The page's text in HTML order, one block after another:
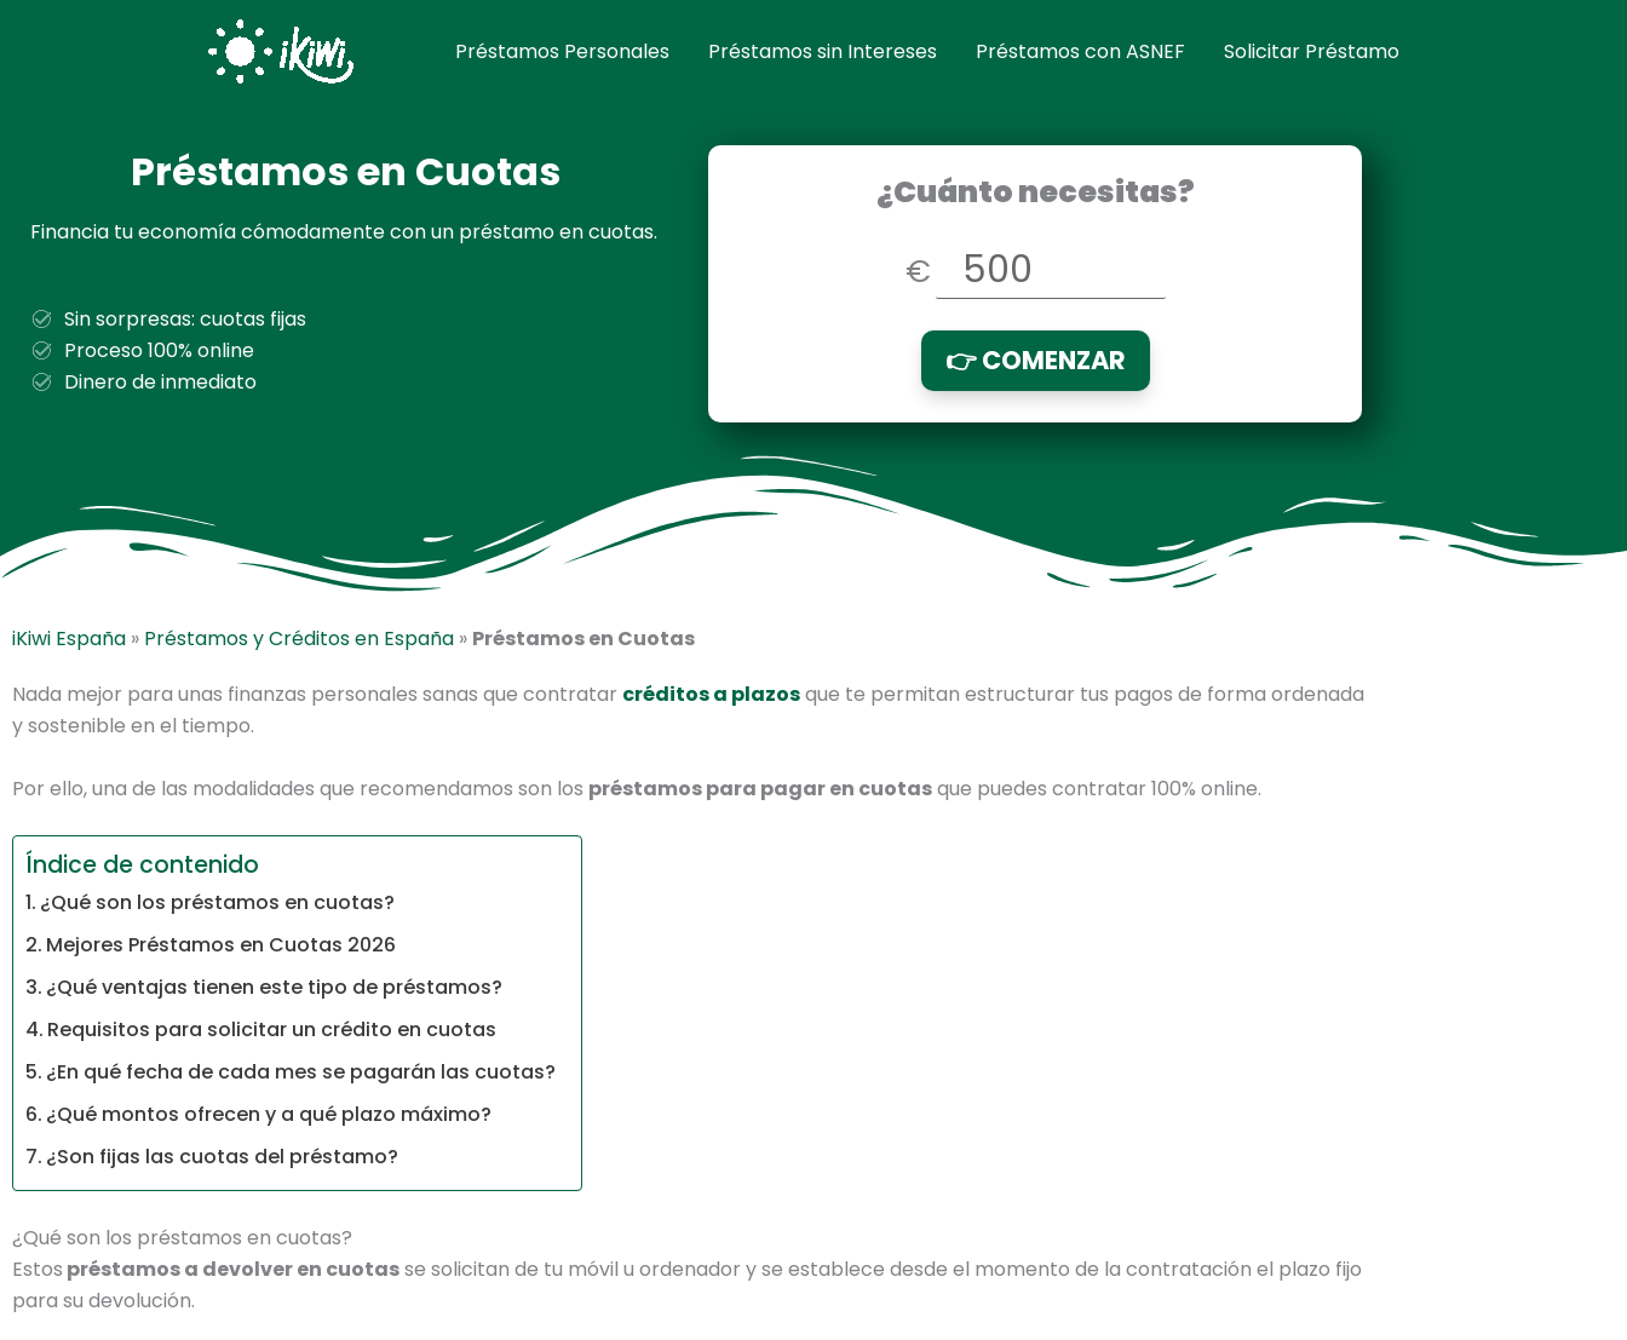
Préstamos Personales Préstamos sin Intereses Préstamos con ASNEF Solicitar Préstamo
Préstamos en Cuotas
Financia tu economía cómodamente con un préstamo en cuotas.
Sin sorpresas: cuotas fijas
Proceso 100% online
Dinero de inmediato
¿Cuánto necesitas?
€
👉 COMENZAR
iKiwi España » Préstamos y Créditos en España » Préstamos en Cuotas
Nada mejor para unas finanzas personales sanas que contratar créditos a plazosque te permitan estructurar tus pagos de forma ordenada
y sostenible en el tiempo.
Por ello, una de las modalidades que recomendamos son los préstamos para pagar en cuotasque puedes contratar 100% online.
Índice de contenido
¿Qué son los préstamos en cuotas?
Mejores Préstamos en Cuotas 2026
¿Qué ventajas tienen este tipo de préstamos?
Requisitos para solicitar un crédito en cuotas
¿En qué fecha de cada mes se pagarán las cuotas?
¿Qué montos ofrecen y a qué plazo máximo?
¿Son fijas las cuotas del préstamo?
¿Qué son los préstamos en cuotas?
Estos préstamos a devolver en cuotasse solicitan de tu móvil u ordenador y se establece desde el momento de la contratación el plazo fijo
para su devolución.